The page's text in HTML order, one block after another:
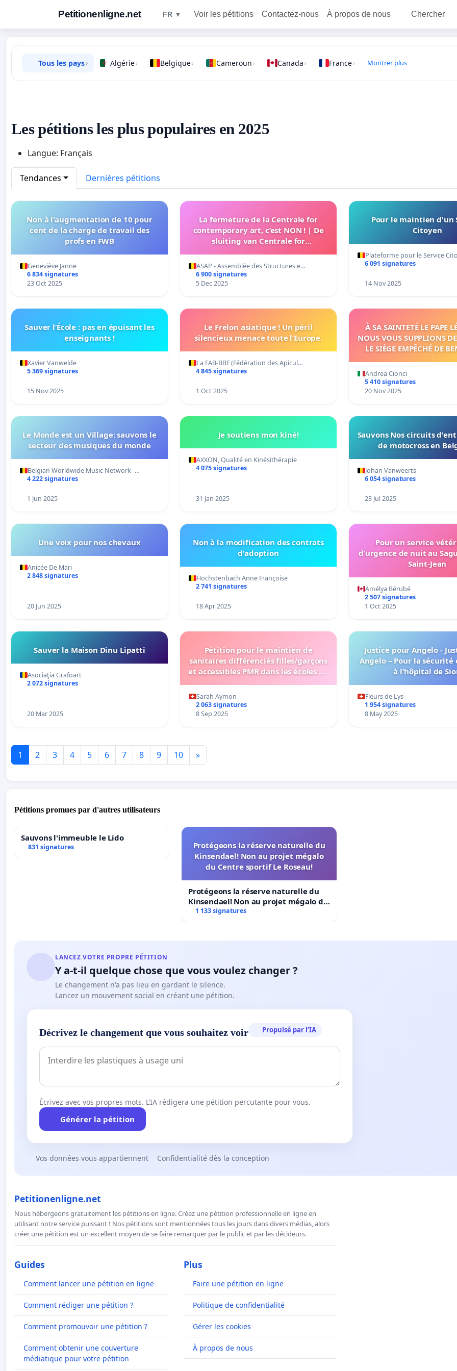
Petitionenligne.net FR ▼ Voir les pétitions Contactez-nous À propos de nous Chercher
Tous les pays› Algérie› Belgique› Cameroun › Canada › France› Montrer plus
Les pétitions les plus populaires en 2025
Langue: Français
Tendances Dernières pétitions
Non à l'augmentation de 10 pour
cent de la charge de travail des
profs en FWB
Geneviève Janne
6 834 signatures
23 Oct 2025
La fermeture de la Centrale for
contemporary art, c’est NON ! | De
sluiting van Centrale for
the closure of Centrale for
Contemporary Art!
ASAP - Assemblée des Structures e…
6 900 signatures
5 Dec 2025
Pour le maintien d'un
Citoyen
Plateforme pour le Service
6 091 signatures
14 Nov 2025
Sauver l’École : pas en épuisant les
enseignants !
Xavier Vanwelde
5 369 signatures
15 Nov 2025
Le Frelon asiatique ! Un péril
silencieux menace toute l’Europe.
La FAB-BBF (Fédération des Apicul…
4 845 signatures
1 Oct 2025
À SA SAINTETÉ LE PAPE
NOUS VOUS SUPPLIONS
LE SIÈGE EMPÊCHÉ DE
PROCÉDURE
Andrea Cionci
5 410 signatures
20 Nov 2025
Le Monde est un Village: sauvons le
secteur des musiques du monde
Belgian Worldwide Music Network -…
4 222 signatures
1 Jun 2025
Je soutiens mon kiné!
AXXON, Qualité en Kinésithérapie
4 075 signatures
31 Jan 2025
Sauvons Nos circuits
de motocross en
Johan Vanweerts
6 054 signatures
23 Jul 2025
Une voix pour nos chevaux
Anicée De Mari
2 848 signatures
20 Jun 2025
Non à la modification des contrats
d'adoption
Hochstenbach Anne Françoise
2 741 signatures
18 Apr 2025
Pour un service
d’urgence de nuit au
Saint-Jean
Amélya Bérubé
2 507 signatures
1 Oct 2025
Sauver la Maison Dinu Lipatti
Asociaţia Grafoart
2 072 signatures
20 Mar 2025
Pétition pour le maintien de
sanitaires différenciés filles/garçons
et accessibles PMR dans les écoles de
Sarah Aymon
2 063 signatures
8 Sep 2025
Justice pour Angelo -
Angelo – Pour la sécurité
à l’hôpital de
Fleurs de Lys
1 954 signatures
8 May 2025
1 2 3 4 5 6 7 8 9 10 »
Pétitions promues par d'autres utilisateurs
Sauvons l'immeuble le Lido
831 signatures
Protégeons la réserve naturelle du
Kinsendael! Non au projet mégalo
du Centre sportif Le Roseau!
Protégeons la réserve naturelle du
Kinsendael! Non au projet mégalo du
Centre sportif Le Roseau!
1 133 signatures
LANCEZ VOTRE PROPRE PÉTITION
Y a-t-il quelque chose que vous voulez changer ?
Le changement n'a pas lieu en gardant le silence.
Lancez un mouvement social en créant une pétition.
Décrivez le changement que vous souhaitez voir Propulsé par l’IA
Écrivez avec vos propres mots. L’IA rédigera une pétition percutante pour vous.
Générer la pétition
Vos données vous appartiennent Confidentialité dès la conception
Petitionenligne.net
Nous hébergeons gratuitement les pétitions en ligne. Créez une pétition professionnelle en ligne en
utilisant notre service puissant ! Nos pétitions sont mentionnées tous les jours dans divers médias, alors
créer une pétition est un excellent moyen de se faire remarquer par le public et par les décideurs.
Guides
Comment lancer une pétition en ligne
Comment rédiger une pétition ?
Comment promouvoir une pétition ?
Comment obtenir une couverture
médiatique pour votre pétition
Plus
Faire une pétition en ligne
Politique de confidentialité
Gérer les cookies
À propos de nous